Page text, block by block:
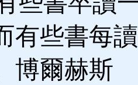
有些書每
博爾赫斯